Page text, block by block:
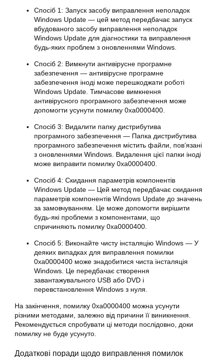
Спосіб 1: Запуск засобу виправлення неполадок
Windows Update — цей метод передбачає запуск
вбудованого засобу виправлення неполадок
Windows Update для діагностики та виправлення
будь-яких проблем з оновленнями Windows.
Спосіб 2: Вимкнути антивірусне програмне
забезпечення — антивірусне програмне
забезпечення іноді може перешкоджати роботі
Windows Update. Тимчасове вимкнення
антивірусного програмного забезпечення може
допомогти усунути помилку 0xa0000400.
Спосіб 3: Видалити папку дистрибутива
програмного забезпечення — Папка дистрибутива
програмного забезпечення містить файли, пов’язані
з оновленнями Windows . Видалення цієї папки іноді
може виправити помилку 0xa0000400.
Спосіб 4: Скидання параметрів компонентів
Windows Update — Цей метод передбачає скидання
параметрів компонентів Windows Update до значень
за замовчуванням. Це може допомогти вирішити
будь-які проблеми з компонентами, що
спричиняють помилку 0xa0000400.
Спосіб 5: Виконайте чисту інсталяцію Windows — У
деяких випадках для виправлення помилки
0xa0000400 може знадобитися чиста інсталяція
Windows. Це передбачає створення
завантажувального USB або DVD і
перевстановлення Windows з нуля.
На закінчення, помилку 0xa0000400 можна усунути
різними методами, залежно від причини її виникнення.
Рекомендується спробувати ці методи послідовно, доки
помилку не буде усунуто.
Додаткові поради щодо виправлення помилок